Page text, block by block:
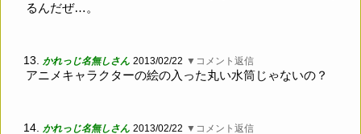
るんだぜ…。
13. かれっじ名無しさん 2013/02/22 ▼コメント返信
アニメキャラクターの絵の入った丸い水筒じゃないの？
14. かれっじ名無しさん 2013/02/22 ▼コメント返信